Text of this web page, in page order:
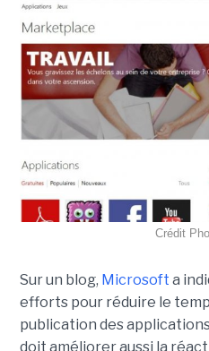
Crédit
Sur un blog, Microsoft a
efforts pour réduire le
publication des applications
doit améliorer aussi la